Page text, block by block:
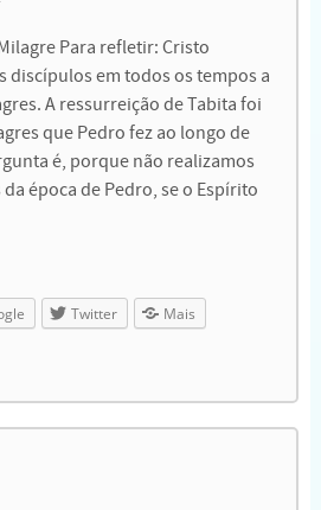
Para refletir: Cristo
discípulos em todos os tempos a
A ressurreição de Tabita foi
que Pedro fez ao longo de
é, porque não realizamos
época de Pedro, se o Espírito
Twitter Mais